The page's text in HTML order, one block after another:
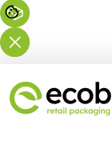
Du er her: Forside